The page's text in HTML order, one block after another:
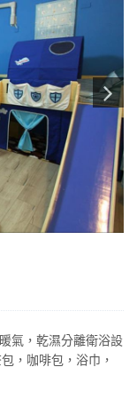
氣，乾濕分離衛浴設
，咖啡包，浴巾，